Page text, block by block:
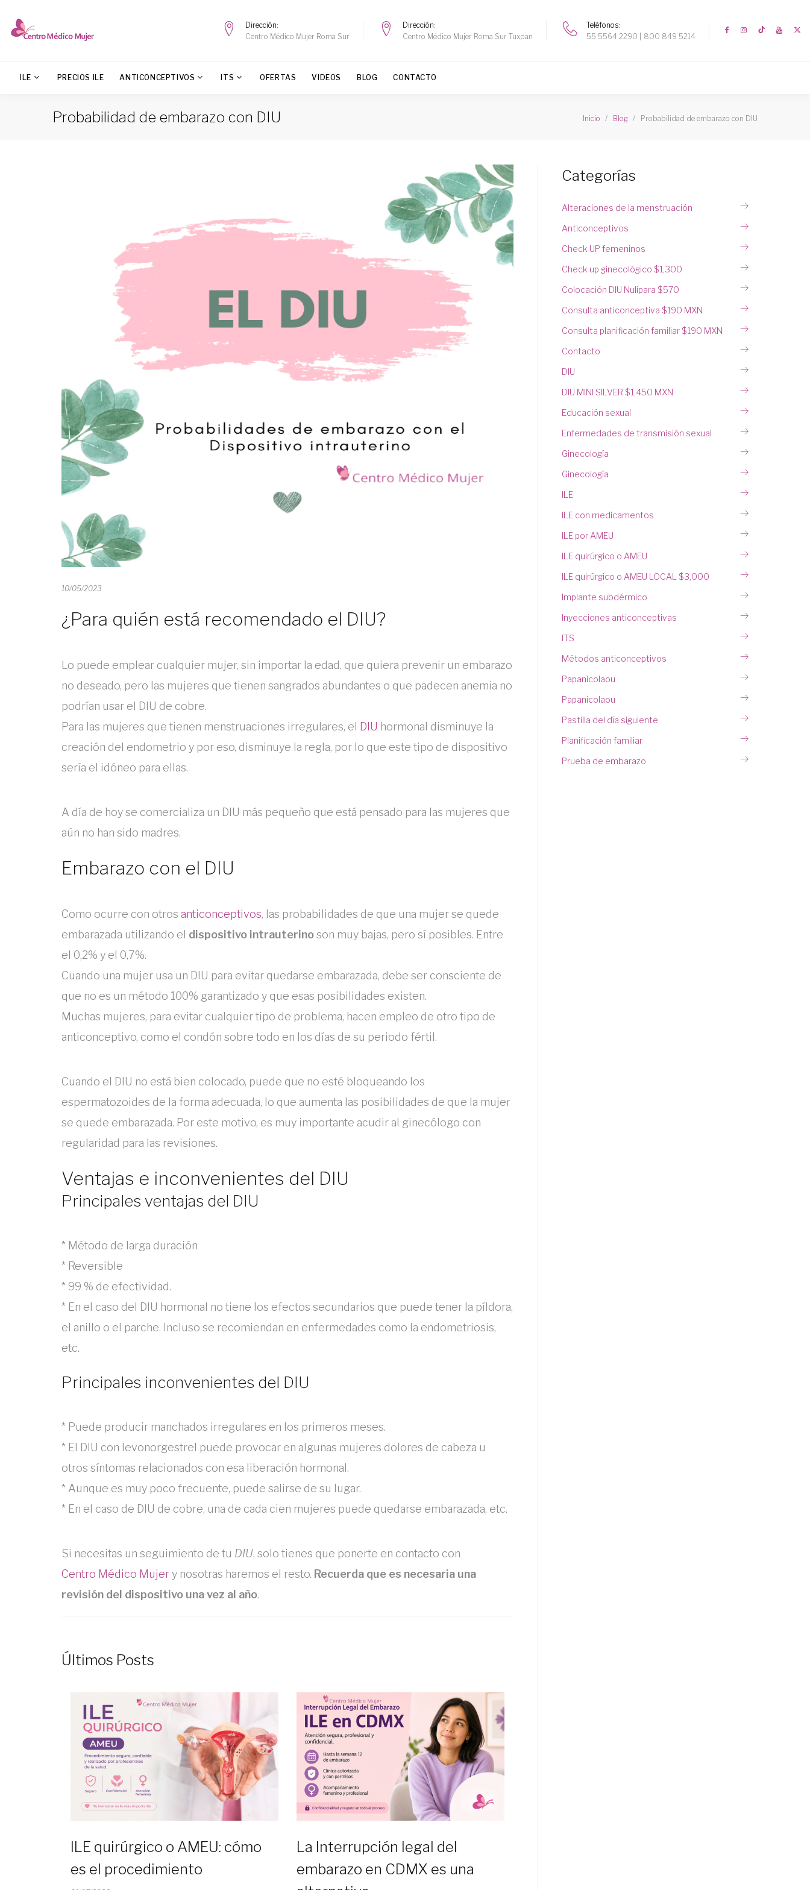
Dirección
Centro Médico Mujer Roma Sur
Dirección
Centro Médico Mujer Roma Sur Tuxpan
Teléfonos
55 5564 2290
800 849 5214
ILE PRECIOS ILE ANTICONCEPTIVOS ITS OFERTAS VIDEOS BLOG CONTACTO
Probabilidad de embarazo con DIU Inicio Blog Probabilidad de embarazo con DIU
10/05/2023
¿Para quién está recomendado el DIU?
Lo puede emplear cualquier mujer, sin importar la edad, que quiera prevenir un embarazo
no deseado, pero las mujeres que tienen sangrados abundantes o que padecen anemia no
podrían usar el DIU de cobre.
Para las mujeres que tienen menstruaciones irregulares, el
DIU hormonal disminuye la
creación del endometrio y por eso, disminuye la regla, por lo que este tipo de dispositivo
sería el idóneo para ellas.
A día de hoy se comercializa un DIU más pequeño que está pensado para las mujeres que
aún no han sido madres.
Embarazo con el DIU
Como ocurre con otros anticonceptivos, las probabilidades de que una mujer se quede
embarazada utilizando el dispositivo intrauterinoson muy bajas, pero sí posibles. Entre
el 0,2% y el 0,7%.
Cuando una mujer usa un DIU para evitar quedarse embarazada, debe ser consciente de
que no es un método 100% garantizado y que esas posibilidades existen.
Muchas mujeres, para evitar cualquier tipo de problema, hacen empleo de otro tipo de
anticonceptivo, como el condón sobre todo en los días de su periodo fértil.
Cuando el DIU no está bien colocado, puede que no esté bloqueando los
espermatozoides de la forma adecuada, lo que aumenta las posibilidades de que la mujer
se quede embarazada. Por este motivo, es muy importante acudir al ginecólogo con
regularidad para las revisiones.
Ventajas e inconvenientes del DIU
Principales ventajas del DIU
* Método de larga duración
* Reversible
* 99 % de efectividad.
* En el caso del DIU hormonal no tiene los efectos secundarios que puede tener la píldora,
el anillo o el parche. Incluso se recomiendan en enfermedades como la endometriosis,
etc.
Principales inconvenientes del DIU
* Puede producir manchados irregulares en los primeros meses.
* El DIU con levonorgestrel puede provocar en algunas mujeres dolores de cabeza u
otros síntomas relacionados con esa liberación hormonal.
* Aunque es muy poco frecuente, puede salirse de su lugar.
* En el caso de DIU de cobre, una de cada cien mujeres puede quedarse embarazada, etc.
Si necesitas un seguimiento de tu DIU, solo tienes que ponerte en contacto con
Centro Médico Mujery nosotras haremos el resto. Recuerda que es necesaria una
revisión del dispositivo una vez al año.
Últimos Posts
ILE quirúrgico o AMEU: cómo
es el procedimiento
La Interrupción legal del
embarazo en CDMX es una
Categorías
Alteraciones de la menstruación
Anticonceptivos
Check UP femeninos
Check up ginecológico $1,300
Colocación DIU Nulipara $570
Consulta anticonceptiva $190 MXN
Consulta planificación familiar $190 MXN
Contacto
DIU
DIU MINI SILVER $1,450 MXN
Educación sexual
Enfermedades de transmisión sexual
Ginecología
Ginecología
ILE
ILE con medicamentos
ILE por AMEU
ILE quirúrgico o AMEU
ILE quirúrgico o AMEU LOCAL $3,000
Implante subdérmico
Inyecciones anticonceptivas
ITS
Métodos anticonceptivos
Papanicolaou
Papanicolaou
Pastilla del día siguiente
Planificación familiar
Prueba de embarazo